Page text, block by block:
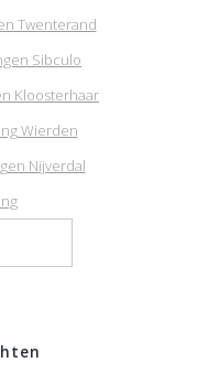
Twenterand
Sibculo
Kloosterhaar
Wierden
Nijverdal